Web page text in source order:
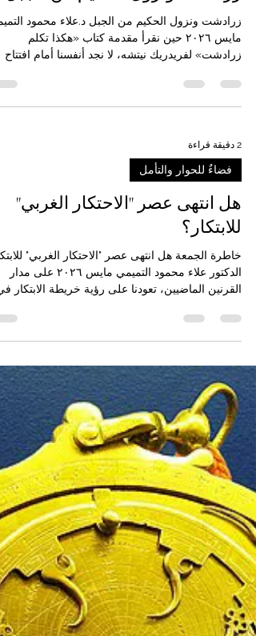
زرادشت ونزول الحكيم من الجبل
زرادشت ونزول الحكيم من الجبل د.علاء محمود
زرادشت» لفريدريك نيتشه، لا نجد أنفسنا أمام افتتاح
العسل. لكنه، بعد امتلاء روحه، شعر أن الحكمة إذا
حبيسة الجبل تحولت إلى عبء، وأن المعرفة لا تكتمل
صعوداً إلى السماء، بل نزولاً إلى الأ
فضاءٌ للحوار والتأمل
هل انتهى عصر "الاحتكار الغربي"
للابتكار؟
خاطرة الجمعة هل انتهى عصر "الاحتكار الغربي"
القرنين الماضيين، تعودنا على رؤية خريطة الابتكار
الذكية؛ كلها كانت تحمل ختم "صنع في الغرب".
هذا التاريخ الطويل، أصبحنا نعتقد أن التفوق الغربي هو
القاعدة الثابتة للعالم، لكن الحقيقة التي تكشفها
اليوم تقول عكس ذلك تماماً: نحن لا نعيش "صعود"
والشرق بل نعيش "عود